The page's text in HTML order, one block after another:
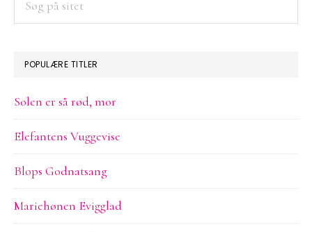
POPULÆRE TITLER
Solen er så rød, mor
Elefantens Vuggevise
Blops Godnatsang
Mariehønen Evigglad